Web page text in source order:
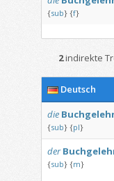
{sub} {f}
2indirekte
Deutsch
die
{sub} {pl}
der
{sub} {m}